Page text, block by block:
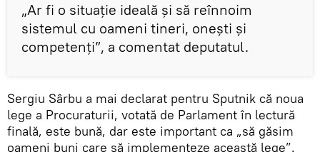
„Ar fi o situație ideală și să reînnoim
sistemul cu oameni tineri, onești și
competenți”, a comentat deputatul.
Sergiu Sârbu a mai declarat pentru Sputnik că noua
lege a Procuraturii, votată de Parlament în lectură
finală, este bună, dar este important ca „să găsim
oameni buni care să implementeze această lege”.